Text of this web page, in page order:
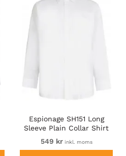
Espionage SH151 Long
Sleeve Plain Collar Shirt
White
549 krinkl. moms